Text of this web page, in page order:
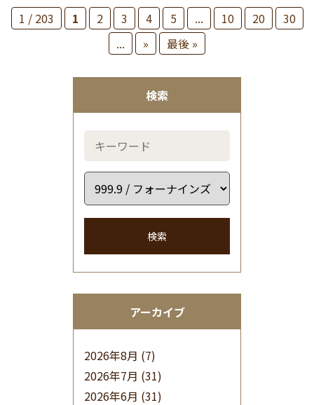
検索
検索
アーカイブ
2026年8月 (7)
2026年7月 (31)
2026年6月 (31)
1 / 203 1 2 3 4 5 ... 10 20
30
...
» 最後 »